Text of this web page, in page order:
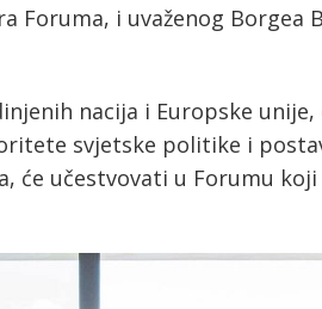
Foruma, i uvaženog Borgea
nacija i Europske
svjetske politike i
će učestvovati u Forumu